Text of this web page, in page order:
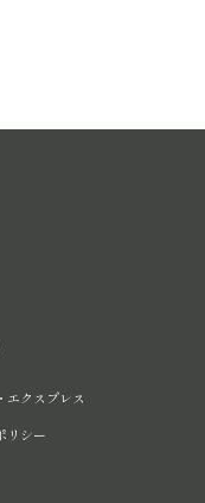
エクスプレス
リシー